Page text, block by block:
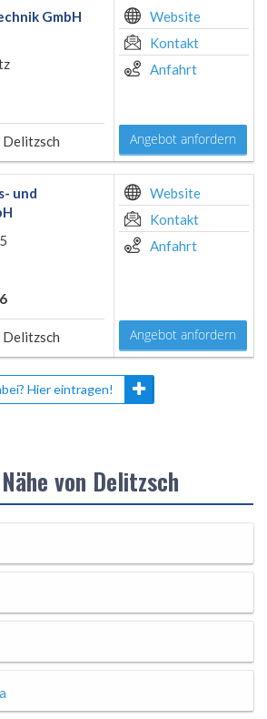
GmbH
Delitzsch
Website
Kontakt
Anfahrt
Angebot anfordern
und
Delitzsch
Website
Kontakt
Anfahrt
Angebot anfordern
Hier eintragen!
von Delitzsch